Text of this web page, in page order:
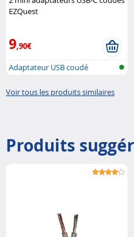
EZQuest
9,90€
Adaptateur USB coudé
Voir tous les produits similaires
Produits